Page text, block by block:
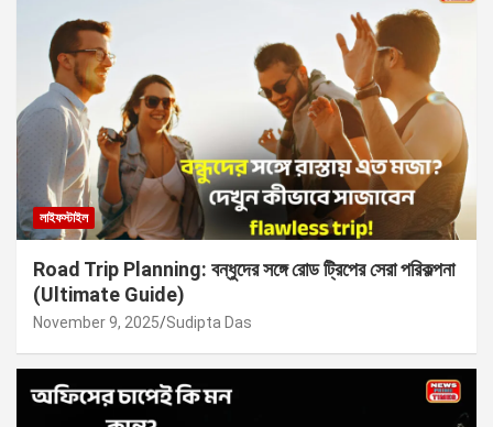
লাইফস্টাইল
Road Trip Planning: বন্ধুদের সঙ্গে রোড ট্রিপের সেরা পরিকল্পনা
(Ultimate Guide)
November 9, 2025 Sudipta Das